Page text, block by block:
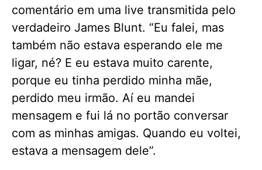
comentário em uma live transmitida pelo
verdadeiro James Blunt. “Eu falei, mas
também não estava esperando ele me
ligar, né? E eu estava muito carente,
porque eu tinha perdido minha mãe,
perdido meu irmão. Aí eu mandei
mensagem e fui lá no portão conversar
com as minhas amigas. Quando eu voltei,
estava a mensagem dele”.